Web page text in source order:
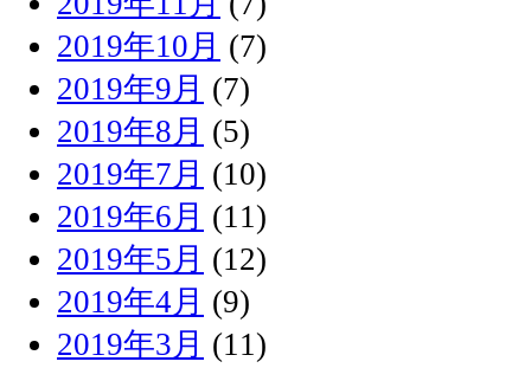
2019年10月 (7)
2019年9月 (7)
2019年8月 (5)
2019年7月 (10)
2019年6月 (11)
2019年5月 (12)
2019年4月 (9)
2019年3月 (11)